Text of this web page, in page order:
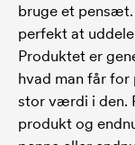
bruge et
perfekt at
Produktet er
hvad man får
stor værdi i den.
produkt og